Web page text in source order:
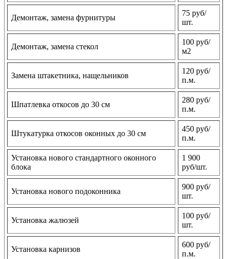
Демонтаж, замена фурнитуры
75 руб/
шт.
Демонтаж, замена стекол
100 руб/
м2
Замена штакетника, нащельников
120 руб/
п.м.
Шпатлевка откосов до 30 см
280 руб/
п.м.
Штукатурка откосов оконных до 30 см
450 руб/
п.м.
Установка нового стандартного оконного
блока
1 900
руб/шт.
Установка нового подоконника
900 руб/
шт.
Установка жалюзей
100 руб/
шт.
Установка карнизов
600 руб/
п.м.